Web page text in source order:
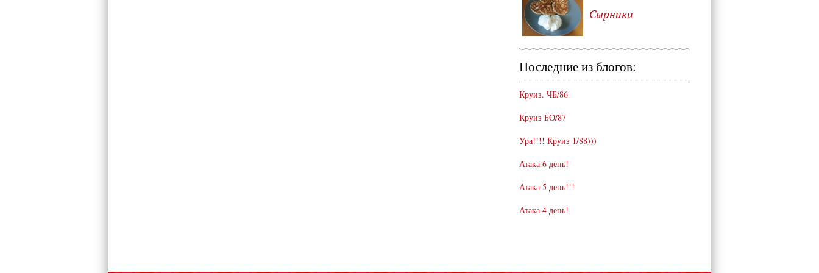
Сырники
Последние из блогов:
Круиз. ЧБ/86
Круиз БО/87
Ура!!!! Круиз 1/88)))
Атака 6 день!
Атака 5 день!!!
Атака 4 день!